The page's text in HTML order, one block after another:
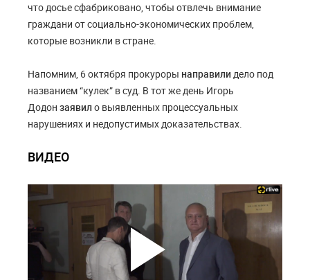
что досье сфабриковано, чтобы отвлечь внимание
граждани от социально-экономических проблем,
которые возникли в стране.
Напомним, 6 октября прокуроры направилидело под
названием “кулек” в суд. В тот же день Игорь
Додон заявило выявленных процессуальных
нарушениях и недопустимых доказательствах.
ВИДЕО